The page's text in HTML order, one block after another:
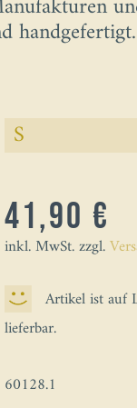
handgefertigt.
41,90 €
inkl. MwSt. zzgl.
Artikel ist auf
lieferbar.
60128.1